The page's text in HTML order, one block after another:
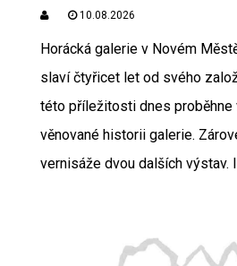
10.08.2026
Horácká galerie v Novém
slaví čtyřicet let od svého
této příležitosti dnes proběhne
věnované historii galerie.
vernisáže dvou dalších výstav.